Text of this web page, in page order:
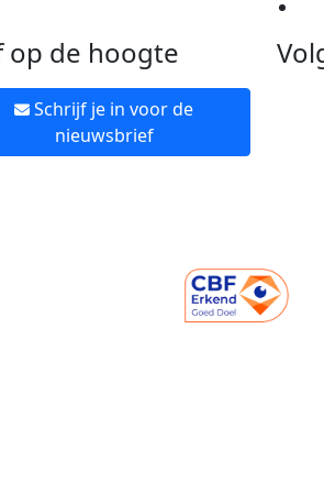
op de hoogte
Schrijf je in voor de
nieuwsbrief